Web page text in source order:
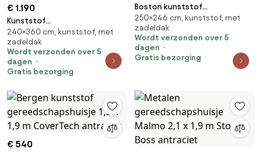
€ 1.190
Kunststof
gereedschapsschuurtje Bergen
2,4 x 3,6 m CoverTech
antraciet
240×360 cm, kunststof, met
zadeldak
Wordt verzonden over 5
dagen
Gratis bezorging
Boston kunststof
gereedschapshuis 2,5 x 2,46 m
CoverTech grijs
250×246 cm, kunststof, met
zadeldak
Wordt verzonden over 5
dagen
Gratis bezorging
€ 540